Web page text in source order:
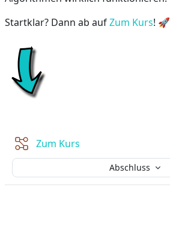
Startklar? Dann ab aufZum Kurs! 🚀
Zum Kurs
Abschluss